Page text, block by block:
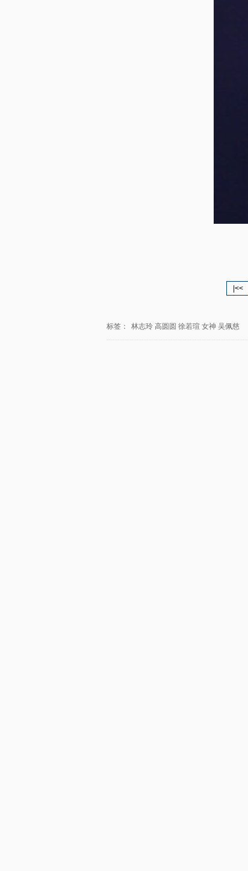
|<<
标签： 林志玲 高圆圆 徐若瑄 女神 吴佩慈